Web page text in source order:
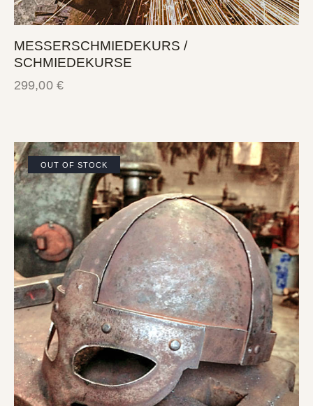
MESSERSCHMIEDEKURS /
SCHMIEDEKURSE
299,00 €
OUT OF STOCK